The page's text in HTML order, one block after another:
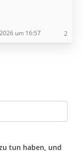
um 16:57 2
tun haben, und